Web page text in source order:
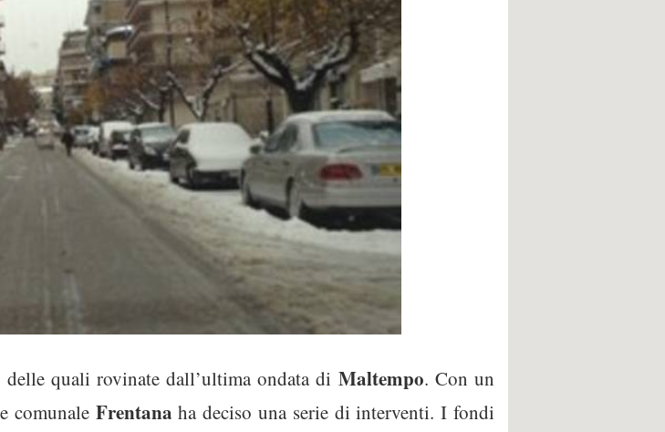
quali rovinate dall’ultima ondata di Maltempo. Con un
comunale Frentana ha deciso una serie di interventi. I fondi